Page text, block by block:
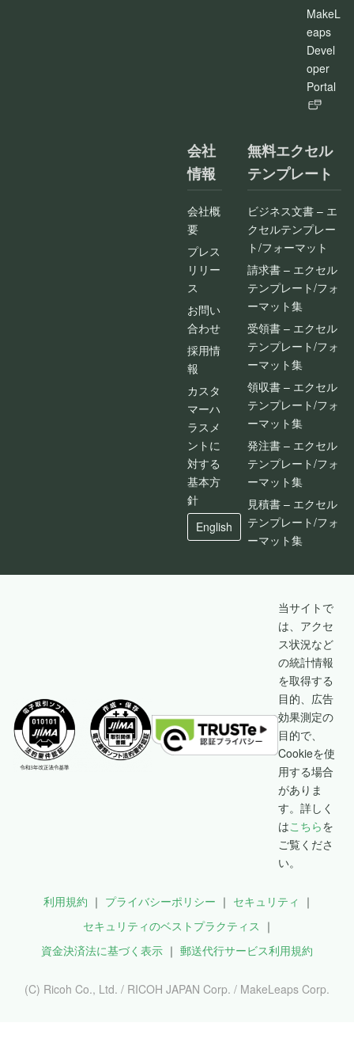
MakeL
eaps
Devel
oper
Portal
会社
情報
会社概
要
プレス
リリー
ス
お問い
合わせ
採用情
報
カスタ
マーハ
ラスメ
ントに
対する
基本方
針
English
無料エクセル
テンプレート
ビジネス文書 – エ
クセルテンプレー
ト/フォーマット
請求書 – エクセル
テンプレート/フォ
ーマット集
受領書 – エクセル
テンプレート/フォ
ーマット集
領収書 – エクセル
テンプレート/フォ
ーマット集
発注書 – エクセル
テンプレート/フォ
ーマット集
見積書 – エクセル
テンプレート/フォ
ーマット集
当サイトで
は、アクセ
ス状況など
の統計情報
を取得する
目的、広告
効果測定の
目的で、
Cookieを使
用する場合
がありま
す。詳しく
はこちらを
ご覧くださ
い。
利用規約 プライバシーポリシー
セキュリティ
セキュリティのベストプラクティス
資金決済法に基づく表示
郵送代行サービス利用規約
(C) Ricoh Co., Ltd. / RICOH JAPAN Corp. / MakeLeaps Corp.